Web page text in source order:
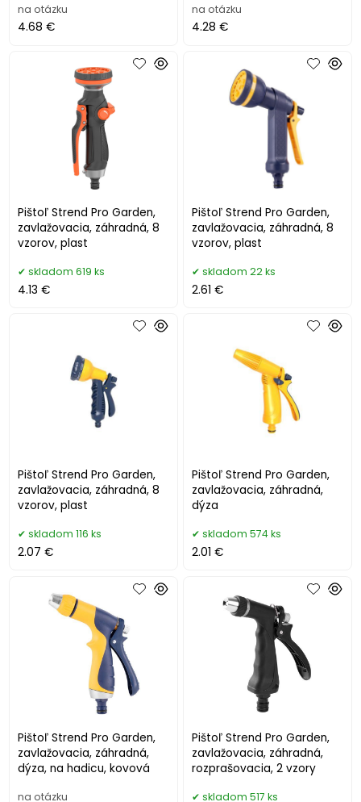
na otázku
4.68 €
na otázku
4.28 €
Pištoľ Strend Pro Garden,
zavlažovacia, záhradná, 8
vzorov, plast
skladom 619 ks
4.13 €
Pištoľ Strend Pro Garden,
zavlažovacia, záhradná, 8
vzorov, plast
skladom 22 ks
2.61 €
Pištoľ Strend Pro Garden,
zavlažovacia, záhradná, 8
vzorov, plast
skladom 116 ks
2.07 €
Pištoľ Strend Pro Garden,
zavlažovacia, záhradná,
dýza
skladom 574 ks
2.01 €
Pištoľ Strend Pro Garden,
zavlažovacia, záhradná,
dýza, na hadicu, kovová
na otázku
Pištoľ Strend Pro Garden,
zavlažovacia, záhradná,
rozprašovacia, 2 vzory
skladom 517 ks